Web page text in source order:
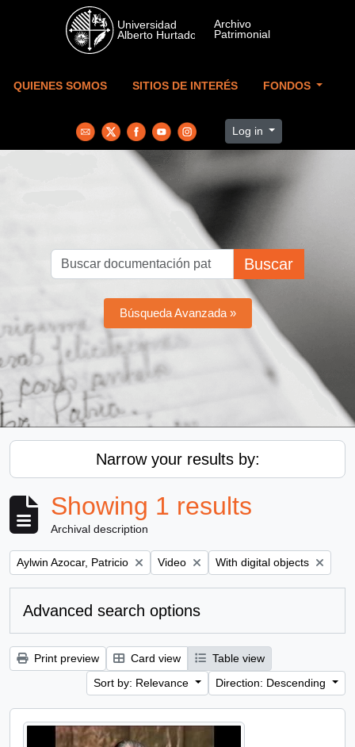
Skip to main content
QUIENES SOMOS SITIOS DE INTERÉS FONDOS
Log in
Buscar
Búsqueda Avanzada »
Narrow your results by:
Showing 1 results
Archival description
Remove filter:
Aylwin Azocar, Patricio Remove filter:
Video Remove filter:
With digital objects
Advanced search options
Print preview Card view
Table view
Sort by: Relevance
Direction: Descending